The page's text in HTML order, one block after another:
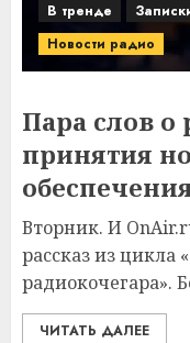
В тренде
Новости радио
Пара слов о
принятия
Вторник. И
рассказ из цикла
радиокочегара».
ЧИТАТЬ ДАЛЕЕ